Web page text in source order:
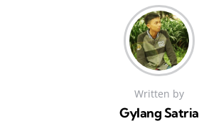
Written by
Gylang Satria